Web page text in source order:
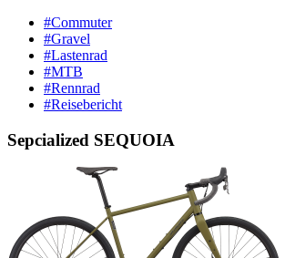
#Commuter
#Gravel
#Lastenrad
#MTB
#Rennrad
#Reisebericht
Sepcialized SEQUOIA